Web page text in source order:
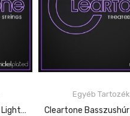
Cleartone Basszushúr Light – 40-125 CT-6440-5
Egyéb Tartozék
KOSÁRBA TESZEM